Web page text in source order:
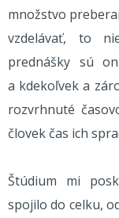
množstvo
vzdelávať, to
prednášky sú
a kdekoľvek a
rozvrhnuté
človek čas ich
Štúdium mi
spojilo do celku,